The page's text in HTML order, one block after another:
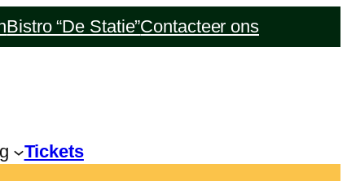
Bistro “De Statie”Contacteer ons
Tickets